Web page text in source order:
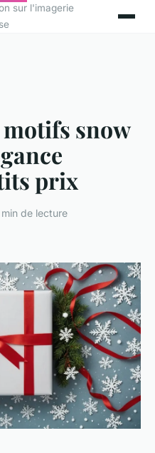
sur l'imagerie
snow
prix
de lecture